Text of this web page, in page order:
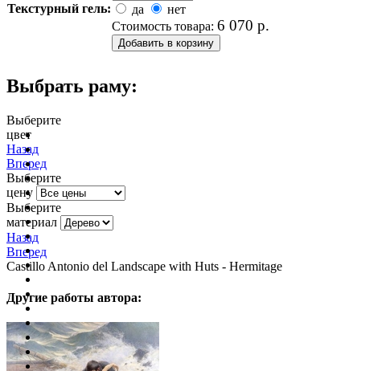
Текстурный гель:
да
нет
Стоимость товара: 6 070 р.
Выбрать раму:
Выберите
цвет
Назад
Вперед
Выберите
цену
Выберите
материал
Назад
Вперед
Castillo Antonio del Landscape with Huts - Hermitage
Другие работы автора: